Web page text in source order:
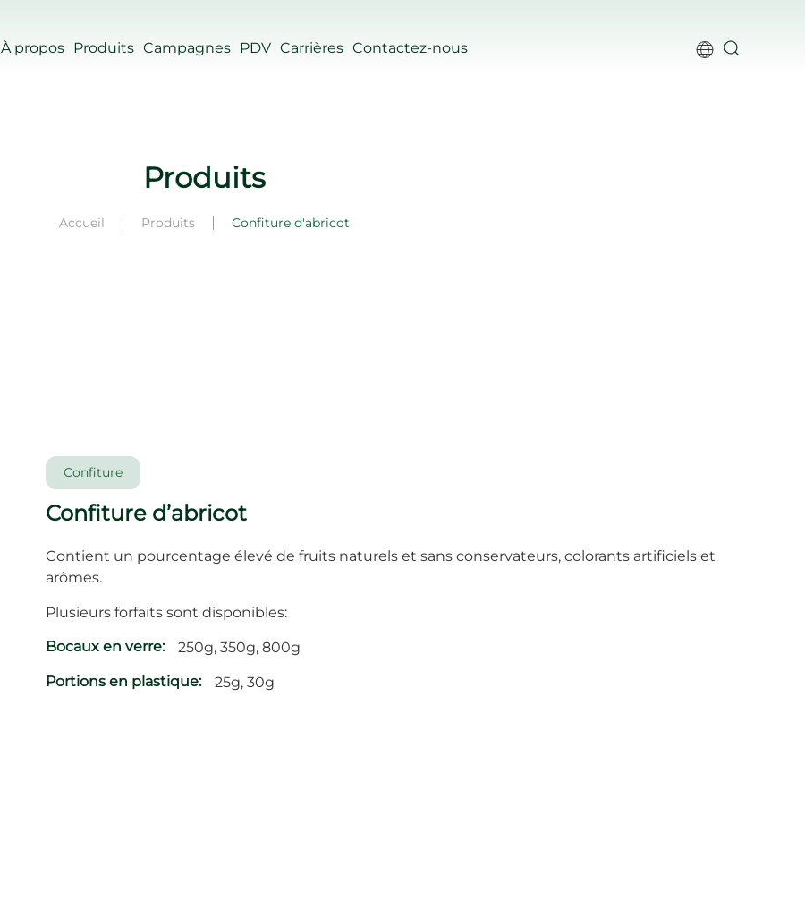
À propos Produits Campagnes PDV Carrières Contactez-nous
Produits
Accueil Produits Confiture d'abricot
Confiture
Confiture d’abricot
Contient un pourcentage élevé de fruits naturels et sans conservateurs, colorants artificiels et
arômes.
Plusieurs forfaits sont disponibles:
Bocaux en verre:
250g, 350g, 800g
Portions en plastique:
25g, 30g